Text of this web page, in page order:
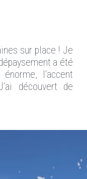
sur place ! Je
a été
l’accent
découvert de